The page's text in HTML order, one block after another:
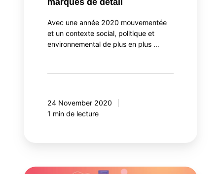
marques de détail
Avec une année 2020 mouvementée
et un contexte social, politique et
environnemental de plus en plus …
24 November 2020
1 min de lecture